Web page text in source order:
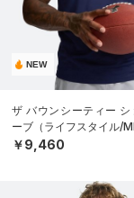
NEW
ザ バウンシーティー シ
ーブ（ライフスタイル/
￥9,460